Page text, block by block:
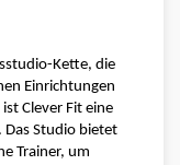
Kette, die
Einrichtungen
Clever Fit eine
Das Studio bietet
Trainer, um